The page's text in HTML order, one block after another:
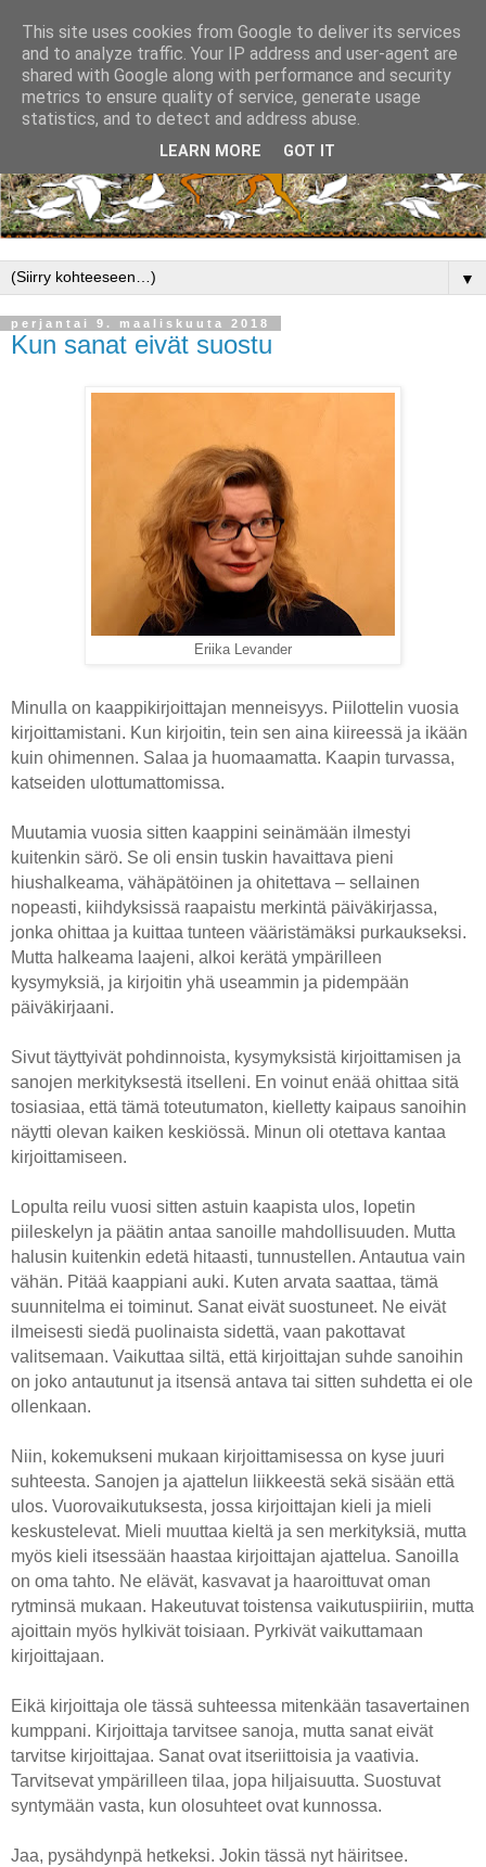
▼
perjantai 9. maaliskuuta 2018
Kun sanat eivät suostu
Eriika Levander
Minulla on kaappikirjoittajan menneisyys. Piilottelin vuosia
kirjoittamistani. Kun kirjoitin, tein sen aina kiireessä ja ikään
kuin ohimennen. Salaa ja huomaamatta. Kaapin turvassa,
katseiden ulottumattomissa.
Muutamia vuosia sitten kaappini seinämään ilmestyi
kuitenkin särö. Se oli ensin tuskin havaittava pieni
hiushalkeama, vähäpätöinen ja ohitettava – sellainen
nopeasti, kiihdyksissä raapaistu merkintä päiväkirjassa,
jonka ohittaa ja kuittaa tunteen vääristämäksi purkaukseksi.
Mutta halkeama laajeni, alkoi kerätä ympärilleen
kysymyksiä, ja kirjoitin yhä useammin ja pidempään
päiväkirjaani.
Sivut täyttyivät pohdinnoista, kysymyksistä kirjoittamisen ja
sanojen merkityksestä itselleni. En voinut enää ohittaa sitä
tosiasiaa, että tämä toteutumaton, kielletty kaipaus sanoihin
näytti olevan kaiken keskiössä. Minun oli otettava kantaa
kirjoittamiseen.
Lopulta reilu vuosi sitten astuin kaapista ulos, lopetin
piileskelyn ja päätin antaa sanoille mahdollisuuden. Mutta
halusin kuitenkin edetä hitaasti, tunnustellen. Antautua vain
vähän. Pitää kaappiani auki. Kuten arvata saattaa, tämä
suunnitelma ei toiminut. Sanat eivät suostuneet. Ne eivät
ilmeisesti siedä puolinaista sidettä, vaan pakottavat
valitsemaan. Vaikuttaa siltä, että kirjoittajan suhde sanoihin
on joko antautunut ja itsensä antava tai sitten suhdetta ei ole
ollenkaan.
Niin, kokemukseni mukaan kirjoittamisessa on kyse juuri
suhteesta. Sanojen ja ajattelun liikkeestä sekä sisään että
ulos. Vuorovaikutuksesta, jossa kirjoittajan kieli ja mieli
keskustelevat. Mieli muuttaa kieltä ja sen merkityksiä, mutta
myös kieli itsessään haastaa kirjoittajan ajattelua. Sanoilla
on oma tahto. Ne elävät, kasvavat ja haaroittuvat oman
rytminsä mukaan. Hakeutuvat toistensa vaikutuspiiriin, mutta
ajoittain myös hylkivät toisiaan. Pyrkivät vaikuttamaan
kirjoittajaan.
Eikä kirjoittaja ole tässä suhteessa mitenkään tasavertainen
kumppani. Kirjoittaja tarvitsee sanoja, mutta sanat eivät
tarvitse kirjoittajaa. Sanat ovat itseriittoisia ja vaativia.
Tarvitsevat ympärilleen tilaa, jopa hiljaisuutta. Suostuvat
syntymään vasta, kun olosuhteet ovat kunnossa.
Jaa, pysähdynpä hetkeksi. Jokin tässä nyt häiritsee.
This site uses cookies from Google to deliver its services
and to analyze traffic. Your IP address and user-agent are
shared with Google along with performance and security
metrics to ensure quality of service, generate usage
statistics, and to detect and address abuse.
LEARN MORE GOT IT